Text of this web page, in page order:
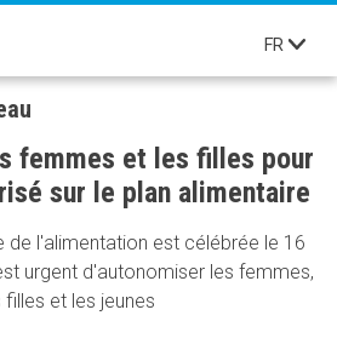
FR
femmes et les filles pour
sur le plan alimentaire
de l'alimentation est célébrée le 16
urgent d'autonomiser les femmes,
filles et les jeunes